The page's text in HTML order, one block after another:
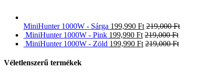
MiniHunter 1000W - Sárga 199,990 Ft 219,000Ft
MiniHunter 1000W - Pink 199,990 Ft 219,000Ft
MiniHunter 1000W - Zöld 199,990 Ft 219,000Ft
Véletlenszerű termékek